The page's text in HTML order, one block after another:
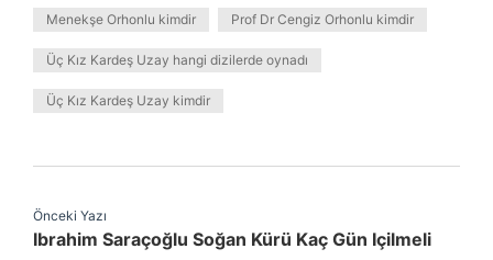
Menekşe Orhonlu kimdir Prof Dr Cengiz Orhonlu kimdir
Üç Kız Kardeş Uzay hangi dizilerde oynadı
Üç Kız Kardeş Uzay kimdir
Önceki Yazı
Ibrahim Saraçoğlu Soğan Kürü Kaç Gün Içilmeli